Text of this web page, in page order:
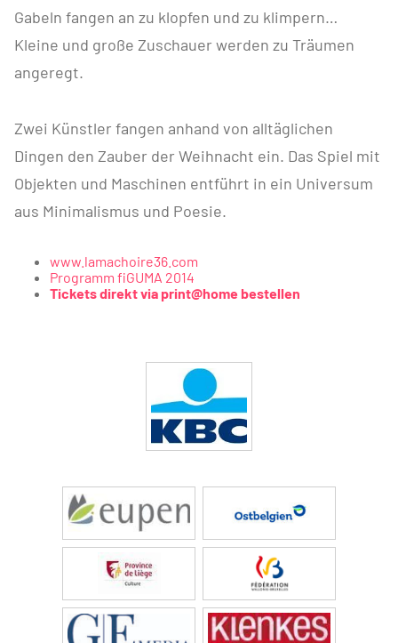
Gabeln fangen an zu klopfen und zu klimpern…
Kleine und große Zuschauer werden zu Träumen
angeregt.
Zwei Künstler fangen anhand von alltäglichen
Dingen den Zauber der Weihnacht ein. Das Spiel mit
Objekten und Maschinen entführt in ein Universum
aus Minimalismus und Poesie.
www.lamachoire36.com
Programm fiGUMA 2014
Tickets direkt via print@home bestellen